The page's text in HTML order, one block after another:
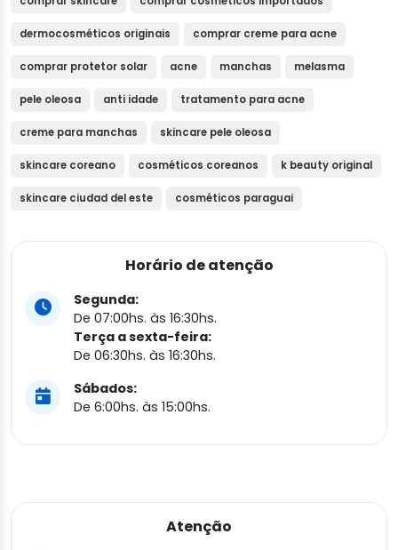
dermocosméticos originais comprar creme para acne
comprar protetor solar acne manchas melasma
pele oleosa anti idade tratamento para acne
creme para manchas skincare pele oleosa
skincare coreano cosméticos coreanos k beauty original
skincare ciudad del este cosméticos paraguai
Horário de atenção
Segunda:
De 07:00hs. às 16:30hs.
Terça a sexta-feira:
De 06:30hs. às 16:30hs.
Sábados:
De 6:00hs. às 15:00hs.
Atenção